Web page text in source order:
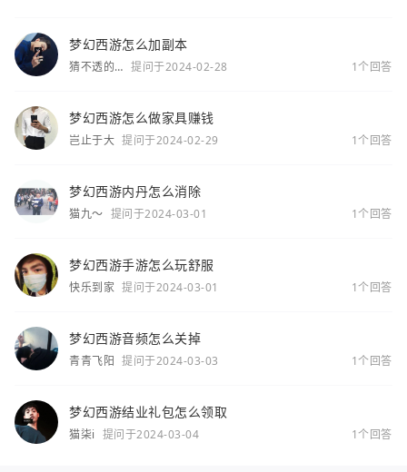
梦幻西游怎么加副本
猜不透的
提问于2024-02-28 1个回答
梦幻西游怎么做家具赚钱
岂止于大 提问于2024-02-29 1个回答
梦幻西游内丹怎么消除
猫九～ 提问于2024-03-01 1个回答
梦幻西游手游怎么玩舒服
快乐到家 提问于2024-03-01 1个回答
梦幻西游音频怎么关掉
青青飞阳 提问于2024-03-03 1个回答
梦幻西游结业礼包怎么领取
猫柒i 提问于2024-03-04 1个回答